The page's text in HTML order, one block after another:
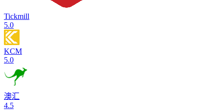
Tickmill
5.0
KCM
5.0
澳汇
4.5